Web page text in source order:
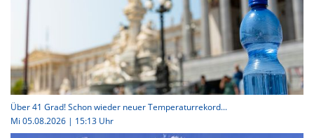
Über 41 Grad! Schon wieder neuer Temperaturrekord...
Mi 05.08.2026 | 15:13 Uhr